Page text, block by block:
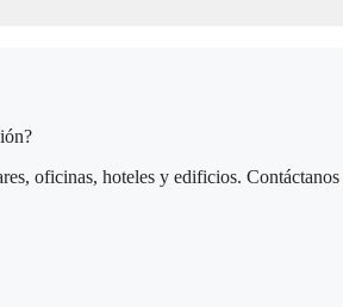
oficinas, hoteles y edificios.